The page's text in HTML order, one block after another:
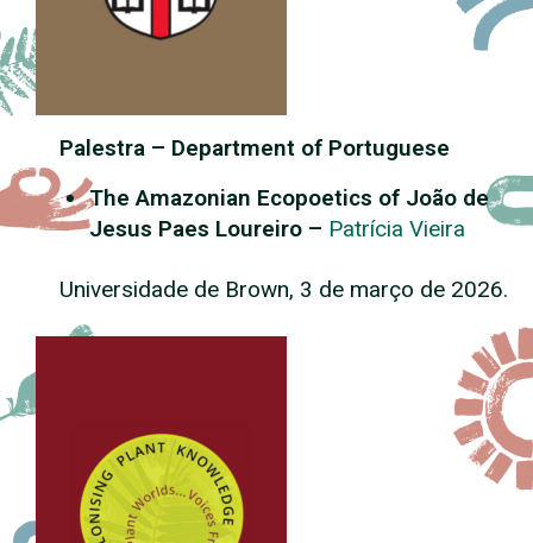
Palestra – Department of Portuguese
The Amazonian Ecopoetics of João de
Jesus Paes Loureiro – Patrícia Vieira
Universidade de Brown, 3 de março de 2026.